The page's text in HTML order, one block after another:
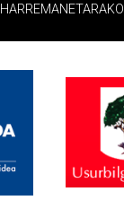
HARREMANETARAKO